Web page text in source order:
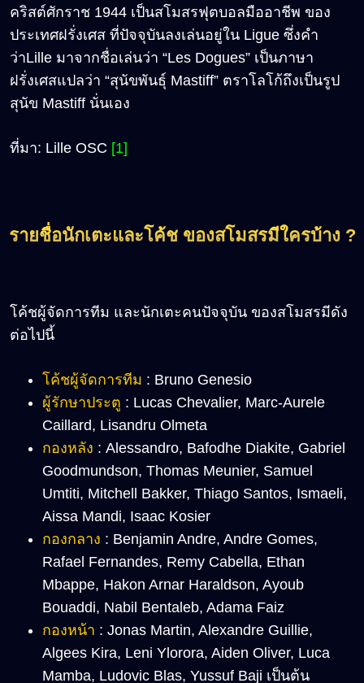
คริสต์ศักราช 1944 เป็นสโมสรฟุตบอลมืออาชีพ ของ
ประเทศฝรั่งเศส ที่ปัจจุบันลงเล่นอยู่ใน Ligue ซึ่งคำ
ว่าLille มาจากชื่อเล่นว่า “Les Dogues” เป็นภาษา
ฝรั่งเศสแปลว่า “สุนัขพันธุ์ Mastiff” ตราโลโก้ถึงเป็นรูป
สุนัข Mastiff นั่นเอง
ที่มา: Lille OSC [1]
รายชื่อนักเตะและโค้ช ของสโมสรมีใครบ้าง ?
โค้ชผู้จัดการทีม และนักเตะคนปัจจุบัน ของสโมสรมีดัง
ต่อไปนี้
โค้ชผู้จัดการทีม : Bruno Genesio
ผู้รักษาประตู : Lucas Chevalier, Marc-Aurele
Caillard, Lisandru Olmeta
กองหลัง : Alessandro, Bafodhe Diakite, Gabriel
Goodmundson, Thomas Meunier, Samuel
Umtiti, Mitchell Bakker, Thiago Santos, Ismaeli,
Aissa Mandi, Isaac Kosier
กองกลาง : Benjamin Andre, Andre Gomes,
Rafael Fernandes, Remy Cabella, Ethan
Mbappe, Hakon Arnar Haraldson, Ayoub
Bouaddi, Nabil Bentaleb, Adama Faiz
กองหน้า : Jonas Martin, Alexandre Guillie,
Algees Kira, Leni Ylorora, Aiden Oliver, Luca
Mamba, Ludovic Blas, Yussuf Baji เป็นต้น